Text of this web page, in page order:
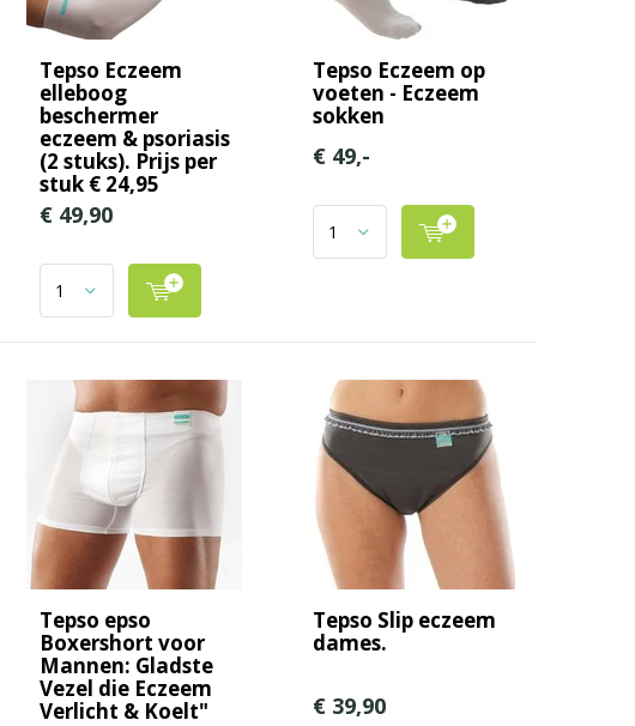
Tepso Eczeem
elleboog
beschermer
eczeem & psoriasis
(2 stuks). Prijs per
stuk € 24,95
€ 49,90
Tepso Eczeem op
voeten - Eczeem
sokken
€ 49,-
Tepso epso
Boxershort voor
Mannen: Gladste
Vezel die Eczeem
Verlicht & Koelt"
Tepso Slip eczeem
dames.
€ 39,90